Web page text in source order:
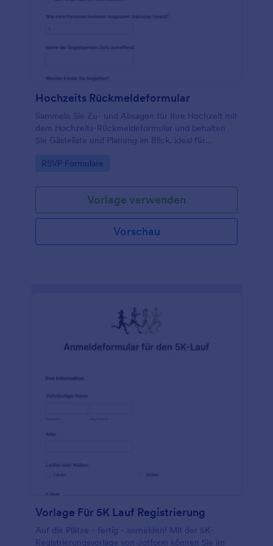
werden Sie im Handumdrehen RSVPs erhalten.
Hochzeits Rückmeldeformular
Sammeln Sie Zu- und Absagen für Ihre Hochzeit mit
dem Hochzeits-Rückmeldeformular und behalten
Sie Gästeliste und Planung im Blick, ideal für
Go to Category:
RSVP Formulare
Vorlage verwenden
Vorschau
Vorlage Für 5K Lauf Registrierung
Auf die Plätze - fertig - anmelden! Mit der 5K-
Registrierungsvorlage von Jotform können Sie im